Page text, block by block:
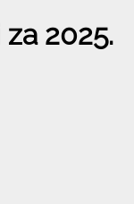
2025.